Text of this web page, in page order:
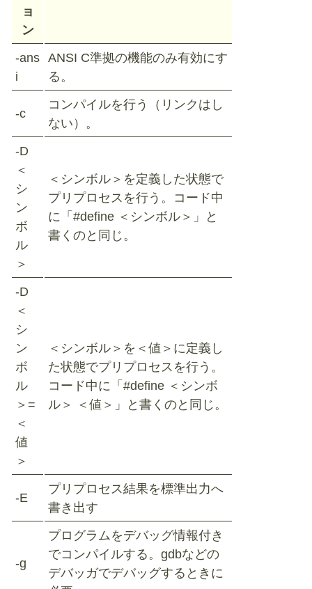
ョ
ン
-ans
i
ANSI C準拠の機能のみ有効にす
る。
-c
コンパイルを行う（リンクはし
ない）。
-D
＜
シ
ン
ボ
ル
＞
＜シンボル＞を定義した状態で
プリプロセスを行う。コード中
に「#define ＜シンボル＞」と
書くのと同じ。
-D
＜
シ
ン
ボ
ル
＞=
＜
値
＞
＜シンボル＞を＜値＞に定義し
た状態でプリプロセスを行う。
コード中に「#define ＜シンボ
ル＞ ＜値＞」と書くのと同じ。
-E
プリプロセス結果を標準出力へ
書き出す
-g
プログラムをデバッグ情報付き
でコンパイルする。gdbなどの
デバッガでデバッグするときに